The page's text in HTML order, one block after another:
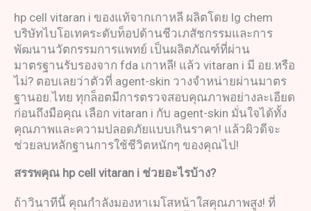
hp cell vitaran i ของแท้จากเกาหลี ผลิตโดย lg chem
บริษัทไบโอเทคระดับท็อปด้านชีวเภสัชกรรมและการ
พัฒนานวัตกรรมการแพทย์ เป็นผลิตภัณฑ์ที่ผ่าน
มาตรฐานรับรองจาก fda เกาหลี! แล้ว vitaran i มี อย.หรือ
ไม่? ตอบเลยว่าตัวที่ agent-skin วางจำหน่ายผ่านมาตร
ฐานอย.ไทย ทุกล็อตมีการตรวจสอบคุณภาพอย่างละเอียด
ก่อนถึงมือคุณ เลือก vitaran i กับ agent-skin มั่นใจได้ทั้ง
คุณภาพและความปลอดภัยแบบเกินราคา! แล้วผิวดีจะ
ช่วยลบหลักฐานการใช้ชีวิตหนักๆ ของคุณไป!
สรรพคุณ hp cell vitaran i ช่วยอะไรบ้าง?
ถ้าวินาทีนี้ คุณกำลังมองหาเมโสหน้าใสคุณภาพสูง! ที่